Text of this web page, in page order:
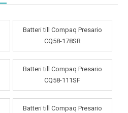
Batteri till Compaq Presario
CQ58-178SR
Batteri till Compaq Presario
CQ58-111SF
Batteri till Compaq Presario